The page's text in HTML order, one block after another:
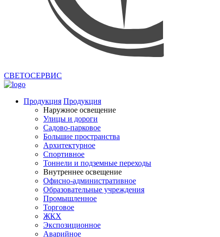
СВЕТОСЕРВИС
Продукция Продукция
Наружное освещение
Улицы и дороги
Садово-парковое
Большие пространства
Архитектурное
Спортивное
Тоннели и подземные переходы
Внутреннее освещение
Офисно-административное
Образовательные учреждения
Промышленное
Торговое
ЖКХ
Экспозиционное
Аварийное